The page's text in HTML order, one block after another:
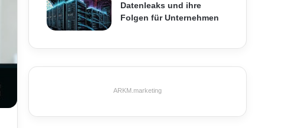
Datenleaks und ihre
Folgen für Unternehmen
ARKM.marketing